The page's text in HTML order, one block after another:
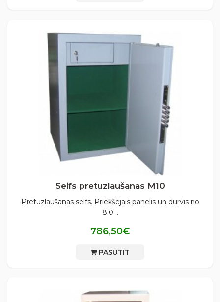
Seifs pretuzlaušanas М10
Pretuzlaušanas seifs. Priekšējais panelis un durvis no
8.0 ..
786,50€
PASŪTĪT